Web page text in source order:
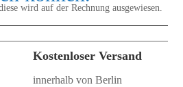
wird auf der Rechnung ausgewiesen.
Kostenloser Versand
innerhalb von Berlin